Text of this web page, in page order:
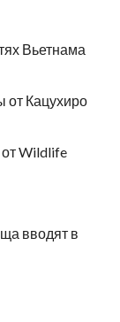
Вьетнама
Кацухиро
Wildlife
вводят в